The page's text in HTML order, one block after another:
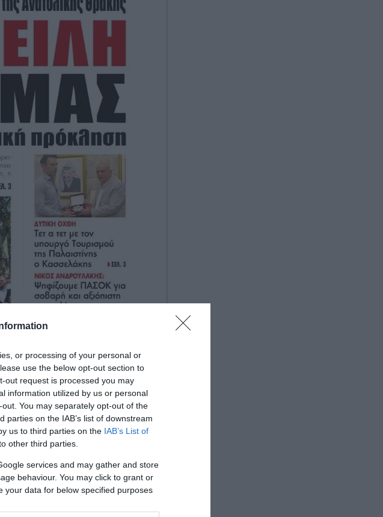
or processing of your personal or
use the below opt-out section to
out request is processed you may
information utilized by us or personal
You may separately opt-out of the
on the IAB’s list of downstream
us to third parties on the IAB’s List of
other third parties.
services and may gather and store
behaviour. You may click to grant or
your data for below specified purposes